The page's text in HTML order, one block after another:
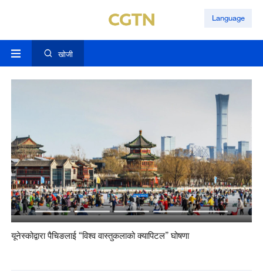
Language
खोजी
यूनेस्कोद्वारा पैचिङलाई “विश्व वास्तुकलाको क्यापिटल” घोषणा